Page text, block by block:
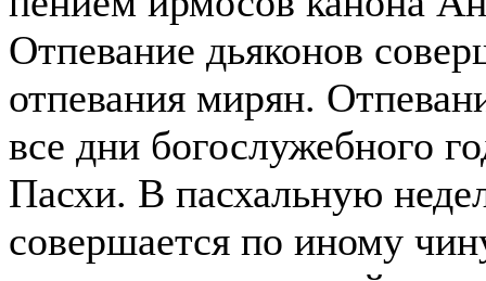
Отпевание дьяконов
отпевания мирян.
все дни богослужебного
Пасхи. В пасхальную
совершается по иному